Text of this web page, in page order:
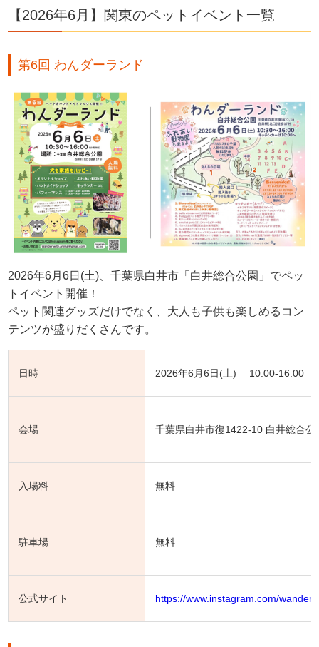
【2026年6月】関東のペットイベント一覧
第6回 わんダーランド
2026年6月6日(土)、千葉県白井市「白井総合公園」でペッ
トイベント開催！
ペット関連グッズだけでなく、大人も子供も楽しめるコン
テンツが盛りだくさんです。
日時 2026年6月6日(土) 10:00-16:00
会場 千葉県白井市復1422-10 白井総合公
入場料 無料
駐車場 無料
公式サイト https://www.instagram.com/